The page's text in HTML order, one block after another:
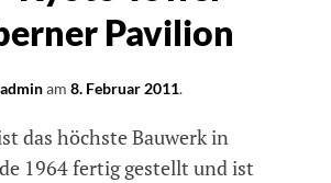
Pavilion
adminam 8. Februar 2011.
das höchste Bauwerk in
1964 fertig gestellt und ist